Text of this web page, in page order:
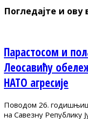
Погледајте и ову
Парастосом и
Леосавићу
НАТО агресије
Поводом 26.
на Савезну Републику